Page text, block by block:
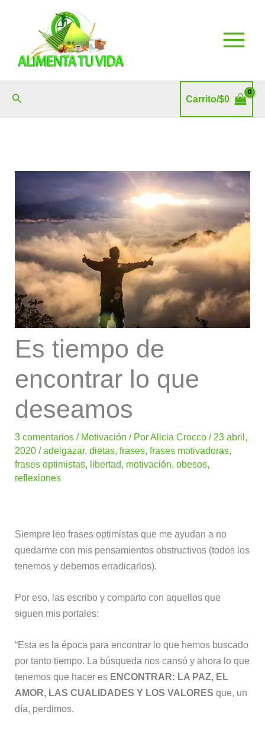
Buscar Carrito/$0
Es tiempo de
encontrar lo que
deseamos
3 comentarios / Motivación / PorAlicia Crocco/ 23 abril,
2020/adelgazar,dietas,frases,frases motivadoras,
frases optimistas, libertad, motivación,obesos,
reflexiones
Siempre leo frases optimistas que me ayudan a no
quedarme con mis pensamientos obstructivos (todos los
tenemos y debemos erradicarlos).
Por eso, las escribo y comparto con aquellos que
siguen mis portales:
“Esta es la época para encontrar lo que hemos buscado
por tanto tiempo. La búsqueda nos cansó y ahora lo que
tenemos que hacer es ENCONTRAR: LA PAZ, EL
AMOR, LAS CUALIDADES Y LOS VALORES que, un
día, perdimos.